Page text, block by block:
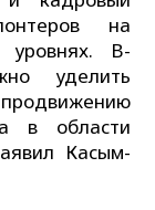
на
уровнях. В-
уделить
в области
Касым-